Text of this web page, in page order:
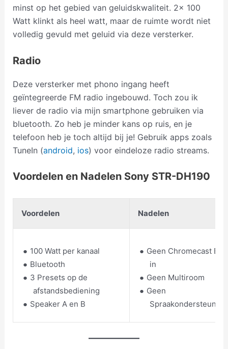
minst op het gebied van geluidskwaliteit. 2x 100
Watt klinkt als heel watt, maar de ruimte wordt niet
volledig gevuld met geluid via deze versterker.
Radio
Deze versterker met phono ingang heeft
geïntegreerde FM radio ingebouwd. Toch zou ik
liever de radio via mijn smartphone gebruiken via
bluetooth. Zo heb je minder kans op ruis, en je
telefoon heb je toch altijd bij je! Gebruik apps zoals
TuneIn (android, ios) voor eindeloze radio streams.
Voordelen en Nadelen Sony STR-DH190
Voordelen Nadelen
100 Watt per kanaal
Bluetooth
3 Presets op de
afstandsbediening
Speaker A en B
Geen Chromecast
in
Geen Multiroom
Geen
Spraakondersteuning